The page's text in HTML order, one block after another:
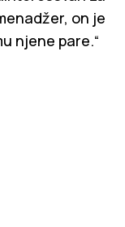
on je
njene pare.“